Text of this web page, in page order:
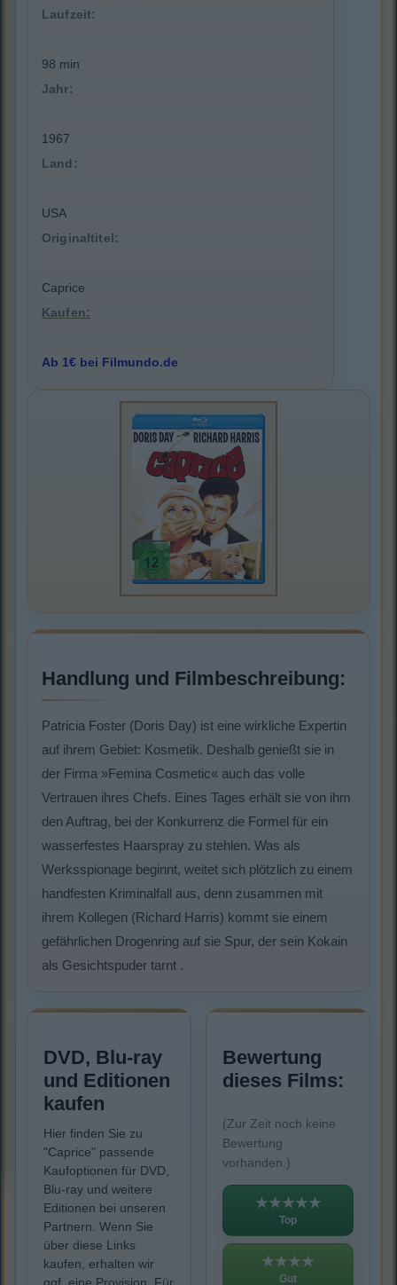
Laufzeit:
98 min
Jahr:
1967
Land:
USA
Originaltitel:
Caprice
Kaufen:
Ab 1€ bei Filmundo.de
Handlung und Filmbeschreibung:
Patricia Foster (Doris Day) ist eine wirkliche Expertin
auf ihrem Gebiet: Kosmetik. Deshalb genießt sie in
der Firma »Femina Cosmetic« auch das volle
Vertrauen ihres Chefs. Eines Tages erhält sie von ihm
den Auftrag, bei der Konkurrenz die Formel für ein
wasserfestes Haarspray zu stehlen. Was als
Werksspionage beginnt, weitet sich plötzlich zu einem
handfesten Kriminalfall aus, denn zusammen mit
ihrem Kollegen (Richard Harris) kommt sie einem
gefährlichen Drogenring auf sie Spur, der sein Kokain
als Gesichtspuder tarnt .
DVD, Blu-ray
und Editionen
kaufen
Hier finden Sie zu
"Caprice" passende
Kaufoptionen für DVD,
Blu-ray und weitere
Editionen bei unseren
Partnern. Wenn Sie
über diese Links
kaufen, erhalten wir
Bewertung
dieses Films:
(Zur Zeit noch keine
Bewertung
vorhanden.)
★★★★★
Top
★★★★
Gut